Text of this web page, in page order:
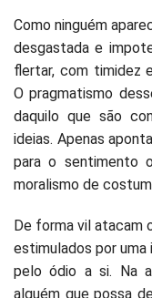
Como ninguém
desgastada e
flertar, com timidez
O pragmatismo
daquilo que são
ideias. Apenas
para o sentimento
moralismo de
De forma vil atacam
estimulados por uma
pelo ódio a si. Na
alguém que possa